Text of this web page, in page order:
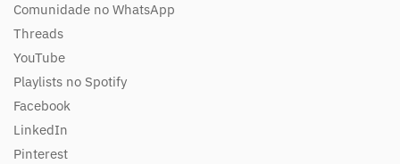
Comunidade no WhatsApp
Threads
YouTube
Playlists no Spotify
Facebook
LinkedIn
Pinterest